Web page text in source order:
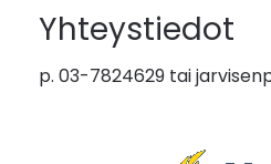
Yhteystiedot
p. 03-7824629 tai